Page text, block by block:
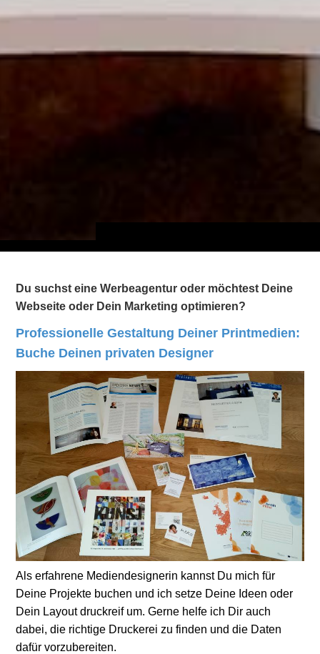
Du suchst eine Werbeagentur oder möchtest Deine
Webseite oder Dein Marketing optimieren?
Professionelle Gestaltung Deiner Printmedien:
Buche Deinen privaten Designer
Als erfahrene Mediendesignerin kannst Du mich für
Deine Projekte buchen und ich setze Deine Ideen oder
Dein Layout druckreif um. Gerne helfe ich Dir auch
dabei, die richtige Druckerei zu finden und die Daten
dafür vorzubereiten.